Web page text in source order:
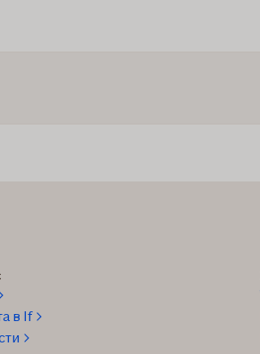
в If